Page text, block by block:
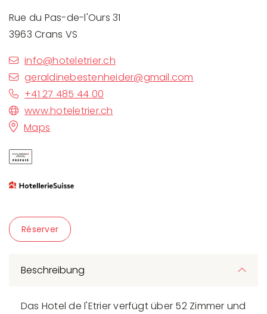
Rue du Pas-de-l'Ours 31
3963 Crans VS
info@hoteletrier.ch
geraldinebestenheider@gmail.com
+41 27 485 44 00
www.hoteletrier.ch
Maps
Réserver
Beschreibung
Das Hotel de l'Etrier verfügt über 52 Zimmer und